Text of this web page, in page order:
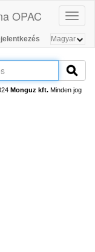
OPAC
Monguz kft.Minden jog